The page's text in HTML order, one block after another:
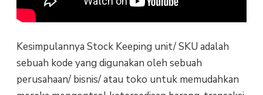
Kesimpulannya Stock Keeping unit/ SKU adalah
sebuah kode yang digunakan oleh sebuah
perusahaan/ bisnis/ atau toko untuk memudahkan